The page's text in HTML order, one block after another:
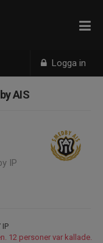
Logga in
AIS
IP
IP
12 personer var kallade.